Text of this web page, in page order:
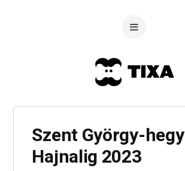
Szent György-hegy
Hajnalig 2023